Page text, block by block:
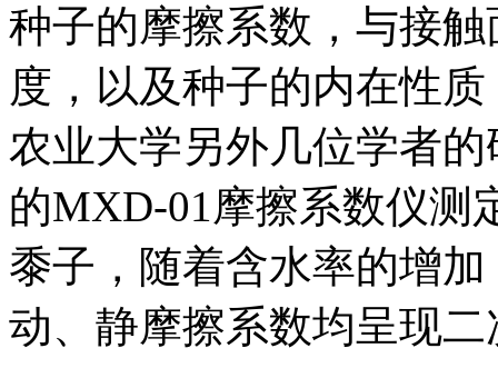
种子的摩擦系数，与接
度，以及种子的内在性
农业大学另外几位学者
的MXD-01摩擦系数仪测
黍子，随着含水率的增
动、静摩擦系数均呈现